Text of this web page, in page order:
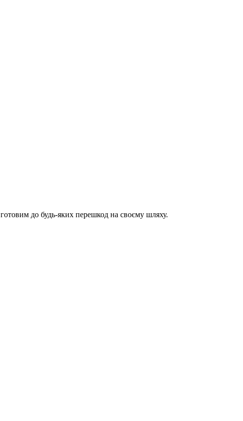
до будь-яких перешкод на своєму шляху.